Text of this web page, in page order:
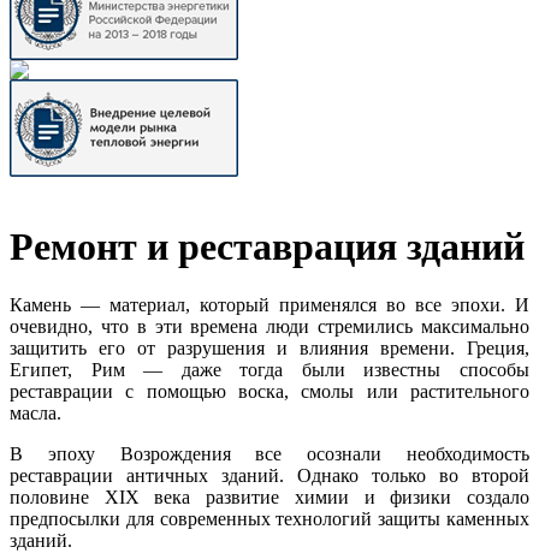
Ремонт и реставрация зданий
Камень — материал, который применялся во все эпохи. И
очевидно, что в эти времена люди стремились максимально
защитить его от разрушения и влияния времени. Греция,
Египет, Рим — даже тогда были известны способы
реставрации с помощью воска, смолы или растительного
масла.
В эпоху Возрождения все осознали необходимость
реставрации античных зданий. Однако только во второй
половине ХIХ века развитие химии и физики создало
предпосылки для современных технологий защиты каменных
зданий.